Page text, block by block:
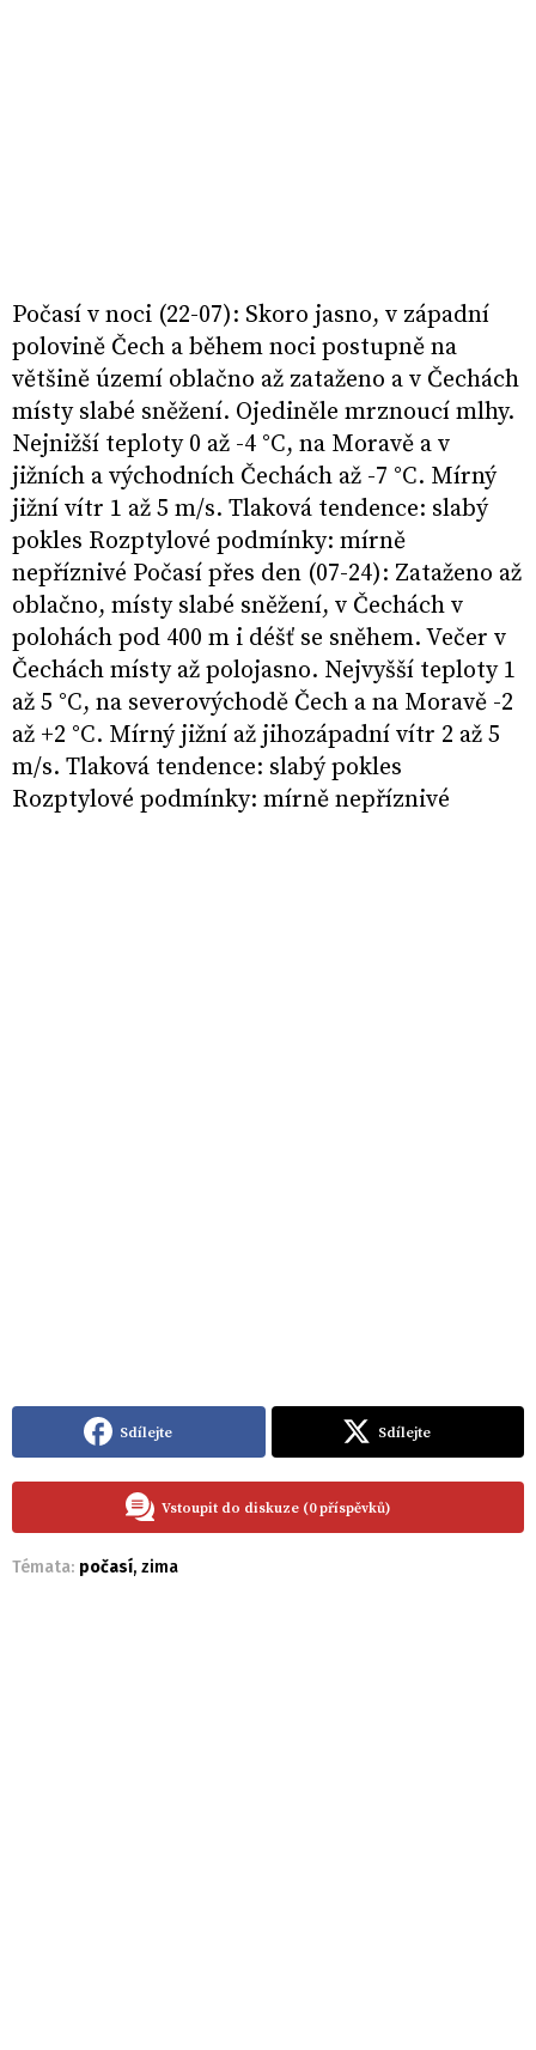
Počasí v noci (22-07): Skoro jasno, v západní
polovině Čech a během noci postupně na
většině území oblačno až zataženo a v Čechách
místy slabé sněžení. Ojediněle mrznoucí mlhy.
Nejnižší teploty 0 až -4 °C, na Moravě a v
jižních a východních Čechách až -7 °C. Mírný
jižní vítr 1 až 5 m/s. Tlaková tendence: slabý
pokles Rozptylové podmínky: mírně
nepříznivé Počasí přes den (07-24): Zataženo až
oblačno, místy slabé sněžení, v Čechách v
polohách pod 400 m i déšť se sněhem. Večer v
Čechách místy až polojasno. Nejvyšší teploty 1
až 5 °C, na severovýchodě Čech a na Moravě -2
až +2 °C. Mírný jižní až jihozápadní vítr 2 až 5
m/s. Tlaková tendence: slabý pokles
Rozptylové podmínky: mírně nepříznivé
Sdílejte Sdílejte
Vstoupit do diskuze (0 příspěvků)
Témata: počasí, zima